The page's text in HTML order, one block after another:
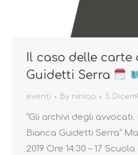
Il caso delle carte
Guidetti Serra
eventi By niniqa 5
“Gli archivi degli
Bianca Guidetti Serra”
2019 Ore 14:30 – 17